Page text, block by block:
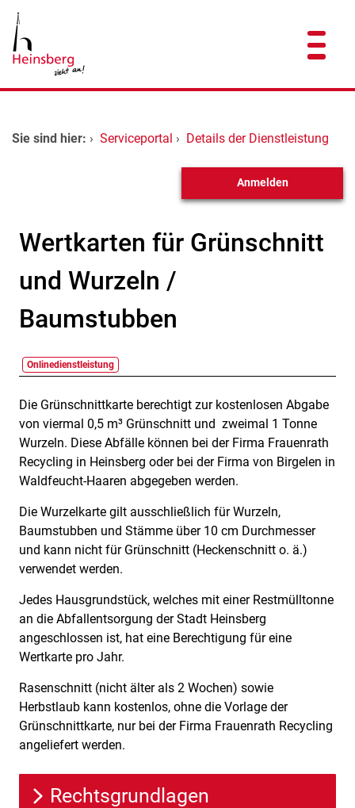
Zum Hauptinhalt springen
Zum Header
Zum Hauptinhalt
Zum Footer
Dienstleistungen A-Z
Sie sind hier: › Serviceportal › Details der Dienstleistung
Anmelden
Wertkarten für Grünschnitt
und Wurzeln /
Baumstubben
Onlinedienstleistung
Beschreibung
Die Grünschnittkarte berechtigt zur kostenlosen Abgabe
von viermal 0,5 m³ Grünschnitt und zweimal 1 Tonne
Wurzeln. Diese Abfälle können bei der Firma Frauenrath
Recycling in Heinsberg oder bei der Firma von Birgelen in
Waldfeucht-Haaren abgegeben werden.
Die Wurzelkarte gilt ausschließlich für Wurzeln,
Baumstubben und Stämme über 10 cm Durchmesser
und kann nicht für Grünschnitt (Heckenschnitt o. ä.)
verwendet werden.
Jedes Hausgrundstück, welches mit einer Restmülltonne
an die Abfallentsorgung der Stadt Heinsberg
angeschlossen ist, hat eine Berechtigung für eine
Wertkarte pro Jahr.
Rasenschnitt (nicht älter als 2 Wochen) sowie
Herbstlaub kann kostenlos, ohne die Vorlage der
Grünschnittkarte, nur bei der Firma Frauenrath Recycling
angeliefert werden.
Rechtsgrundlagen